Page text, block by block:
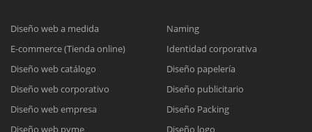
Diseño web a medida
E-commerce (Tienda online)
Diseño web catálogo
Diseño web corporativo
Diseño web empresa
Diseño web pyme
Naming
Identidad corporativa
Diseño papelería
Diseño publicitario
Diseño Packing
Diseño logo